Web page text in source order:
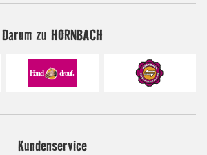
Darum zu HORNBACH
Kundenservice